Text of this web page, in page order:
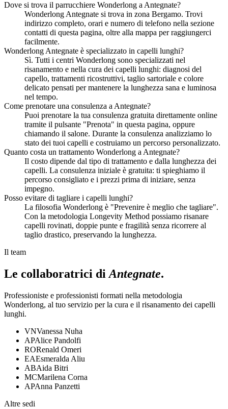
Dove si trova il parrucchiere Wonderlong a Antegnate?
Wonderlong Antegnate si trova in zona Bergamo. Trovi
indirizzo completo, orari e numero di telefono nella sezione
contatti di questa pagina, oltre alla mappa per raggiungerci
facilmente.
Wonderlong Antegnate è specializzato in capelli lunghi?
Sì. Tutti i centri Wonderlong sono specializzati nel
risanamento e nella cura dei capelli lunghi: diagnosi del
capello, trattamenti ricostruttivi, taglio sartoriale e colore
delicato pensati per mantenere la lunghezza sana e luminosa
nel tempo.
Come prenotare una consulenza a Antegnate?
Puoi prenotare la tua consulenza gratuita direttamente online
tramite il pulsante "Prenota" in questa pagina, oppure
chiamando il salone. Durante la consulenza analizziamo lo
stato dei tuoi capelli e costruiamo un percorso personalizzato.
Quanto costa un trattamento Wonderlong a Antegnate?
Il costo dipende dal tipo di trattamento e dalla lunghezza dei
capelli. La consulenza iniziale è gratuita: ti spieghiamo il
percorso consigliato e i prezzi prima di iniziare, senza
impegno.
Posso evitare di tagliare i capelli lunghi?
La filosofia Wonderlong è "Prevenire è meglio che tagliare".
Con la metodologia Longevity Method possiamo risanare
capelli rovinati, doppie punte e fragilità senza ricorrere al
taglio drastico, preservando la lunghezza.
Il team
Le collaboratrici diAntegnate.
Professioniste e professionisti formati nella metodologia
Wonderlong, al tuo servizio per la cura e il risanamento dei capelli
lunghi.
VNVanessa Nuha
APAlice Pandolfi
RORenald Omeri
EAEsmeralda Aliu
ABAida Bitri
MCMarilena Corna
APAnna Panzetti
Altre sedi